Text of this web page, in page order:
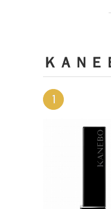
ＫＡＮ
1